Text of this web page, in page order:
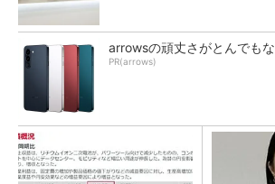
arrowsの頑丈さがとんでも
PR(arrows)